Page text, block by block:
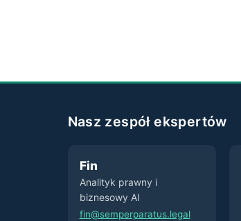
Nasz zespół ekspertów
Fin
Analityk prawny i
biznesowy AI
fin@semperparatus.legal